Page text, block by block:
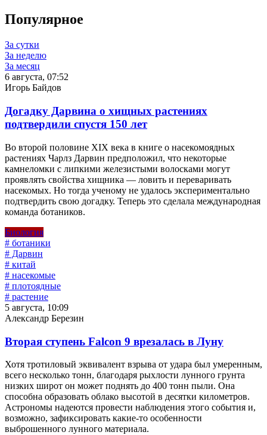
Популярное
За сутки
За неделю
За месяц
6 августа, 07:52
Игорь Байдов
Догадку Дарвина о хищных растениях
подтвердили спустя 150 лет
Во второй половине XIX века в книге о насекомоядных
растениях Чарлз Дарвин предположил, что некоторые
камнеломки с липкими железистыми волосками могут
проявлять свойства хищника — ловить и переваривать
насекомых. Но тогда ученому не удалось экспериментально
подтвердить свою догадку. Теперь это сделала международная
команда ботаников.
Биология
# ботаники
# Дарвин
# китай
# насекомые
# плотоядные
# растение
5 августа, 10:09
Александр Березин
Вторая ступень Falcon 9 врезалась в Луну
Хотя тротиловый эквивалент взрыва от удара был умеренным,
всего несколько тонн, благодаря рыхлости лунного грунта
низких широт он может поднять до 400 тонн пыли. Она
способна образовать облако высотой в десятки километров.
Астрономы надеются провести наблюдения этого события и,
возможно, зафиксировать какие-то особенности
выброшенного лунного материала.